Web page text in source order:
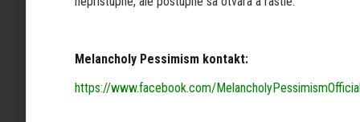
Melancholy Pessimism kontakt:
https://www.facebook.com/